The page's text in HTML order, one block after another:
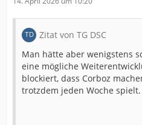
Zitat von TG DSC
Man hätte aber wenigstens
eine mögliche
blockiert, dass Corboz
trotzdem jeden Woche spielt.